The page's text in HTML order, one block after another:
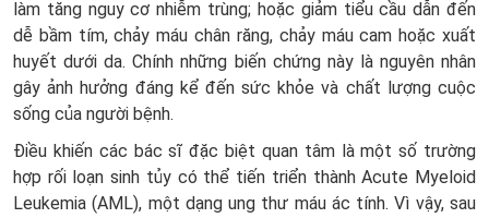
làm tăng nguy cơ nhiễm trùng; hoặc giảm tiểu cầu dẫn đến
dễ bầm tím, chảy máu chân răng, chảy máu cam hoặc xuất
huyết dưới da. Chính những biến chứng này là nguyên nhân
gây ảnh hưởng đáng kể đến sức khỏe và chất lượng cuộc
sống của người bệnh.
Điều khiến các bác sĩ đặc biệt quan tâm là một số trường
hợp rối loạn sinh tủy có thể tiến triển thành Acute Myeloid
Leukemia (AML), một dạng ung thư máu ác tính. Vì vậy, sau